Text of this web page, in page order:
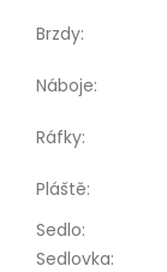
Brzdy:
Náboje:
Ráfky:
Pláště:
Sedlo:
Sedlovka: